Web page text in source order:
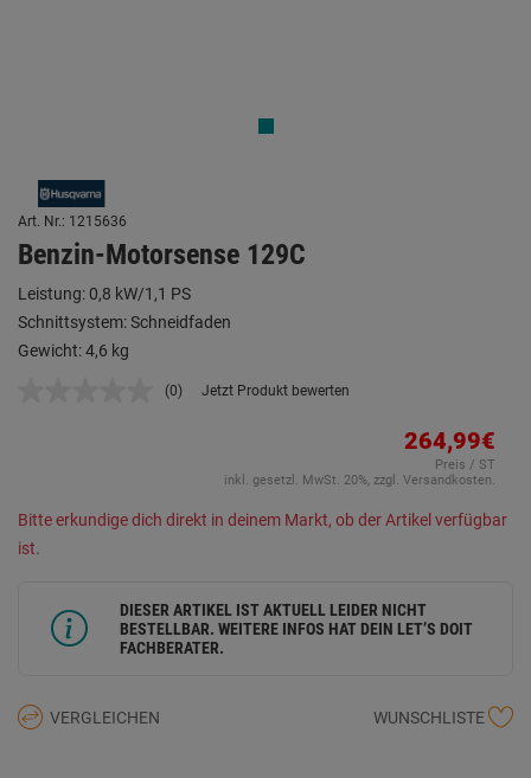
Art. Nr.: 1215636
Benzin-Motorsense 129C
Leistung: 0,8 kW/1,1 PS
Schnittsystem: Schneidfaden
Gewicht: 4,6 kg
Kein
derselben
(0) Jetzt Produkt bewerten
264,99€
Preis / ST
inkl. gesetzl. MwSt. 20%, zzgl. Versandkosten.
Bitte erkundige dich direkt in deinem Markt, ob der Artikel verfügbar
ist.
DIESER ARTIKEL IST AKTUELL LEIDER NICHT
BESTELLBAR. WEITERE INFOS HAT DEIN LET’S DOIT
FACHBERATER.
VERGLEICHEN WUNSCHLISTE